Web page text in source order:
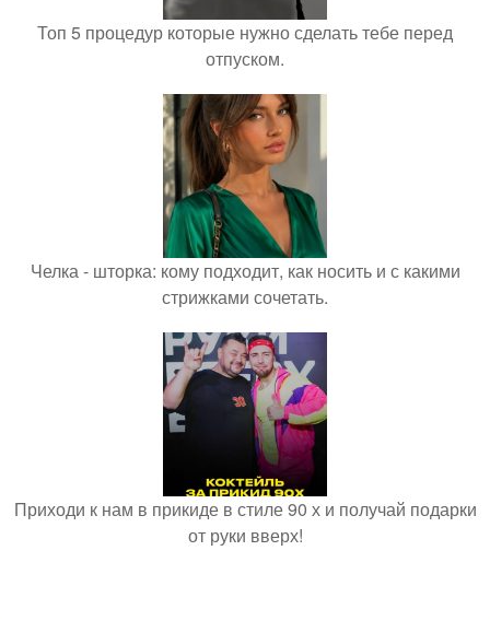
Топ 5 процедур которые нужно сделать тебе перед
отпуском.
Челка - шторка: кому подходит, как носить и с какими
стрижками сочетать.
Приходи к нам в прикиде в стиле 90 х и получай подарки
от руки вверх!